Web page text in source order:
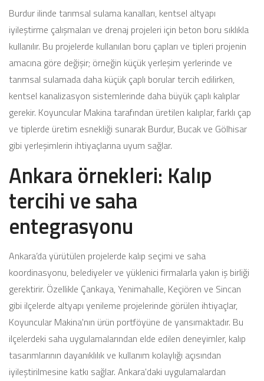
Burdur ilinde tarımsal sulama kanalları, kentsel altyapı
iyileştirme çalışmaları ve drenaj projeleri için beton boru sıklıkla
kullanılır. Bu projelerde kullanılan boru çapları ve tipleri projenin
amacına göre değişir; örneğin küçük yerleşim yerlerinde ve
tarımsal sulamada daha küçük çaplı borular tercih edilirken,
kentsel kanalizasyon sistemlerinde daha büyük çaplı kalıplar
gerekir. Koyuncular Makina tarafından üretilen kalıplar, farklı çap
ve tiplerde üretim esnekliği sunarak Burdur, Bucak ve Gölhisar
gibi yerleşimlerin ihtiyaçlarına uyum sağlar.
Ankara örnekleri: Kalıp
tercihi ve saha
entegrasyonu
Ankara’da yürütülen projelerde kalıp seçimi ve saha
koordinasyonu, belediyeler ve yüklenici firmalarla yakın iş birliği
gerektirir. Özellikle Çankaya, Yenimahalle, Keçiören ve Sincan
gibi ilçelerde altyapı yenileme projelerinde görülen ihtiyaçlar,
Koyuncular Makina'nın ürün portföyüne de yansımaktadır. Bu
ilçelerdeki saha uygulamalarından elde edilen deneyimler, kalıp
tasarımlarının dayanıklılık ve kullanım kolaylığı açısından
iyileştirilmesine katkı sağlar. Ankara'daki uygulamalardan